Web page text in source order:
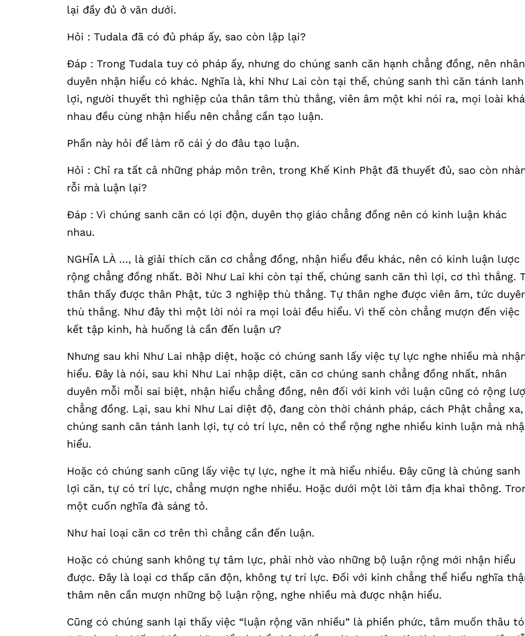
lại đầy đủ ở văn dưới.
Hỏi : Tudala đã có đủ pháp ấy, sao còn lập lại?
Đáp : Trong Tudala tuy có pháp ấy, nhưng do chúng sanh căn hạnh chẳng đồng, nên nhân
duyên nhận hiểu có khác. Nghĩa là, khi Như Lai còn tại thế, chúng sanh thì căn tánh lanh
lợi, người thuyết thì nghiệp của thân tâm thù thắng, viên âm một khi nói ra, mọi loài
nhau đều cùng nhận hiểu nên chẳng cần tạo luận.
Phần này hỏi để làm rõ cái ý do đâu tạo luận.
Hỏi : Chỉ ra tất cả những pháp môn trên, trong Khế Kinh Phật đã thuyết đủ, sao còn
rỗi mà luận lại?
Đáp : Vì chúng sanh căn có lợi độn, duyên thọ giáo chẳng đồng nên có kinh luận khác
nhau.
NGHĨA LÀ …, là giải thích căn cơ chẳng đồng, nhận hiểu đều khác, nên có kinh luận lược
rộng chẳng đồng nhất. Bởi Như Lai khi còn tại thế, chúng sanh căn thì lợi, cơ thì thắng.
thân thấy được thân Phật, tức 3 nghiệp thù thắng. Tự thân nghe được viên âm, tức
thù thắng. Như đây thì một lời nói ra mọi loài đều hiểu. Vì thế còn chẳng mượn đến việc
kết tập kinh, hà huống là cần đến luận ư?
Nhưng sau khi Như Lai nhập diệt, hoặc có chúng sanh lấy việc tự lực nghe nhiều mà
hiểu. Đây là nói, sau khi Như Lai nhập diệt, căn cơ chúng sanh chẳng đồng nhất, nhân
duyên mỗi mỗi sai biệt, nhận hiểu chẳng đồng, nên đối với kinh với luận cũng có rộng
chẳng đồng. Lại, sau khi Như Lai diệt độ, đang còn thời chánh pháp, cách Phật chẳng xa,
chúng sanh căn tánh lanh lợi, tự có trí lực, nên có thể rộng nghe nhiều kinh luận mà
hiểu.
Hoặc có chúng sanh cũng lấy việc tự lực, nghe ít mà hiểu nhiều. Đây cũng là chúng sanh
lợi căn, tự có trí lực, chẳng mượn nghe nhiều. Hoặc dưới một lời tâm địa khai thông.
một cuốn nghĩa đà sáng tỏ.
Như hai loại căn cơ trên thì chẳng cần đến luận.
Hoặc có chúng sanh không tự tâm lực, phải nhờ vào những bộ luận rộng mới nhận hiểu
được. Đây là loại cơ thấp căn độn, không tự trí lực. Đối với kinh chẳng thể hiểu nghĩa
thâm nên cần mượn những bộ luận rộng, nghe nhiều mà được nhận hiểu.
Cũng có chúng sanh lại thấy việc “luận rộng văn nhiều” là phiền phức, tâm muốn thâu